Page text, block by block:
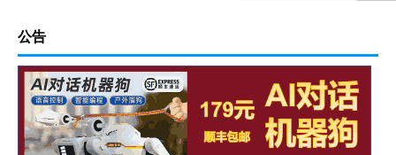
公告